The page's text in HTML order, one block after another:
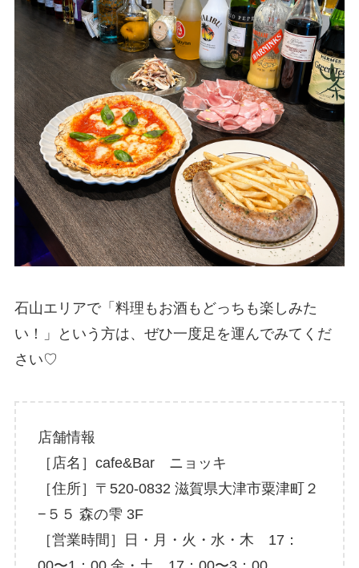
石山エリアで「料理もお酒もどっちも楽しみた
い！」という方は、ぜひ一度足を運んでみてくだ
さい♡
店舗情報
［店名］cafe&Bar ニョッキ
［住所］〒520-0832 滋賀県大津市粟津町２
−５５ 森の雫 3F
［営業時間］日・月・火・水・木 17：